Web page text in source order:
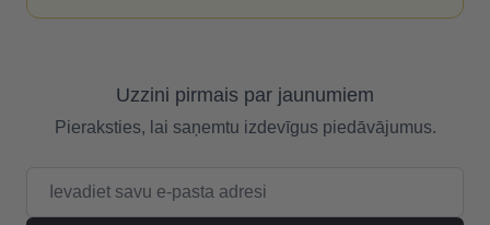
Uzzini pirmais par jaunumiem
Pieraksties, lai saņemtu izdevīgus piedāvājumus.